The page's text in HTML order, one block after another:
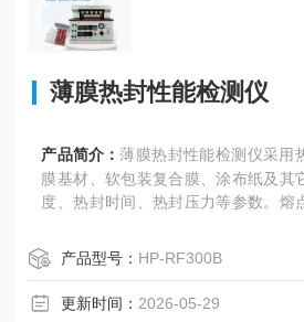
薄膜热封性能检测仪
产品简介：薄膜热封性能检测仪采用
膜基材、软包装复合膜、涂布纸及其
度、热封时间、热封压力等参数。熔
工艺参数可能差别很大。热封试验
计、规范化的操作，可获得精确的热封
产品型号： HP-RF300B
更新时间： 2026-05-29